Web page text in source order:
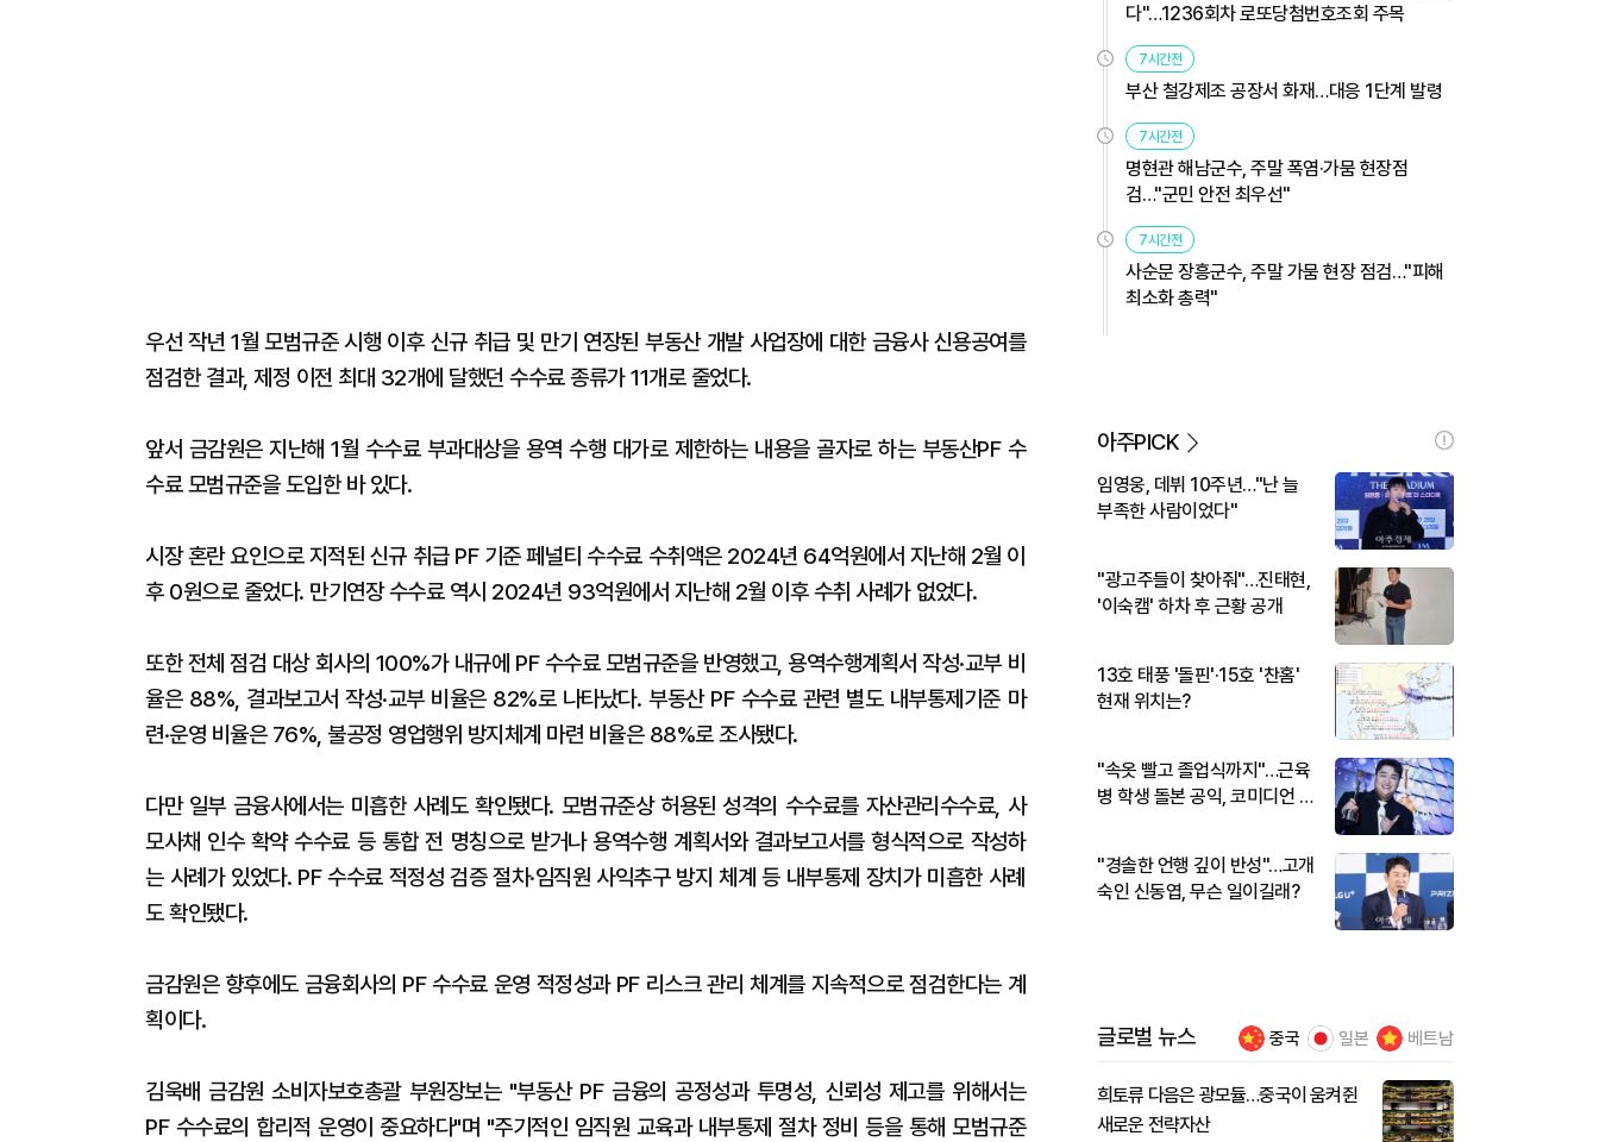
우선 작년 1월 모범규준 시행 이후 신규 취급 및 만기 연장된 부동산 개발 사업장에 대한 금융사 신용공여를
점검한 결과, 제정 이전 최대 32개에 달했던 수수료 종류가 11개로 줄었다.
앞서 금감원은 지난해 1월 수수료 부과대상을 용역 수행 대가로 제한하는 내용을 골자로 하는 부동산PF 수
수료 모범규준을 도입한 바 있다.
시장 혼란 요인으로 지적된 신규 취급 PF 기준 페널티 수수료 수취액은 2024년 64억원에서 지난해 2월 이
후 0원으로 줄었다. 만기연장 수수료 역시 2024년 93억원에서 지난해 2월 이후 수취 사례가 없었다.
또한 전체 점검 대상 회사의 100%가 내규에 PF 수수료 모범규준을 반영했고, 용역수행계획서 작성·교부 비
율은 88%, 결과보고서 작성·교부 비율은 82%로 나타났다. 부동산 PF 수수료 관련 별도 내부통제기준 마
련·운영 비율은 76%, 불공정 영업행위 방지체계 마련 비율은 88%로 조사됐다.
다만 일부 금융사에서는 미흡한 사례도 확인됐다. 모범규준상 허용된 성격의 수수료를 자산관리수수료, 사
모사채 인수 확약 수수료 등 통합 전 명칭으로 받거나 용역수행 계획서와 결과보고서를 형식적으로 작성하
는 사례가 있었다. PF 수수료 적정성 검증 절차·임직원 사익추구 방지 체계 등 내부통제 장치가 미흡한 사례
도 확인됐다.
금감원은 향후에도 금융회사의 PF 수수료 운영 적정성과 PF 리스크 관리 체계를 지속적으로 점검한다는 계
획이다.
김욱배 금감원 소비자보호총괄 부원장보는 "부동산 PF 금융의 공정성과 투명성, 신뢰성 제고를 위해서는
PF 수수료의 합리적 운영이 중요하다"며 "주기적인 임직원 교육과 내부통제 절차 정비 등을 통해 모범규준
다"…1236회차 로또당첨번호조회 주목
7시간전
부산 철강제조 공장서 화재…대응 1단계 발령
7시간전
명현관 해남군수, 주말 폭염·가뭄 현장점
검…"군민 안전 최우선"
7시간전
사순문 장흥군수, 주말 가뭄 현장 점검…"피해
최소화 총력"
아주PICK
임영웅, 데뷔 10주년…"난 늘
부족한 사람이었다"
"광고주들이 찾아줘"…진태현,
'이숙캠' 하차 후 근황 공개
13호 태풍 '돌핀'·15호 '찬홈'
현재 위치는?
"속옷 빨고 졸업식까지"…근육
병 학생 돌본 공익, 코미디언 김
"경솔한 언행 깊이 반성"…고개
숙인 신동엽, 무슨 일이길래?
글로벌 뉴스 중국 일본 베트남
희토류 다음은 광모듈…중국이 움켜쥔
새로운 전략자산